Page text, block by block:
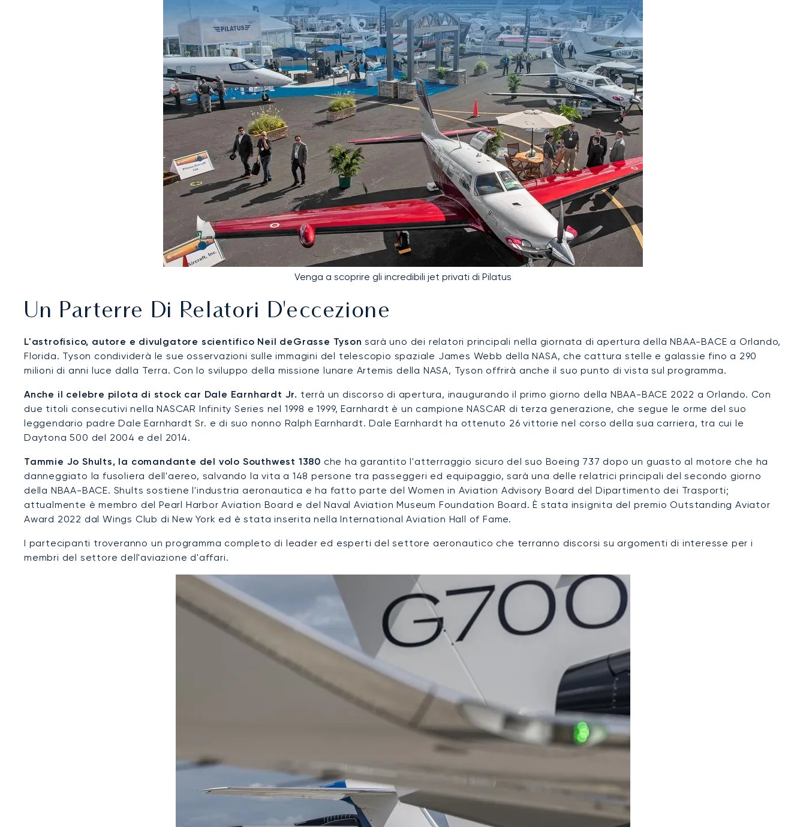
Venga a scoprire gli incredibili jet privati di Pilatus
Un Parterre Di Relatori D'eccezione
L'astrofisico, autore e divulgatore scientifico Neil deGrasse Tyson sarà uno dei relatori principali nella giornata di apertura della NBAA-BACE a Orlando,
Florida. Tyson condividerà le sue osservazioni sulle immagini del telescopio spaziale James Webb della NASA, che cattura stelle e galassie fino a 290
milioni di anni luce dalla Terra. Con lo sviluppo della missione lunare Artemis della NASA, Tyson offrirà anche il suo punto di vista sul programma.
Anche il celebre pilota di stock car Dale Earnhardt Jr. terrà un discorso di apertura, inaugurando il primo giorno della NBAA-BACE 2022 a Orlando. Con
due titoli consecutivi nella NASCAR Infinity Series nel 1998 e 1999, Earnhardt è un campione NASCAR di terza generazione, che segue le orme del suo
leggendario padre Dale Earnhardt Sr. e di suo nonno Ralph Earnhardt. Dale Earnhardt ha ottenuto 26 vittorie nel corso della sua carriera, tra cui le
Daytona 500 del 2004 e del 2014.
Tammie Jo Shults, la comandante del volo Southwest 1380 che ha garantito l'atterraggio sicuro del suo Boeing 737 dopo un guasto al motore che ha
danneggiato la fusoliera dell'aereo, salvando la vita a 148 persone tra passeggeri ed equipaggio, sarà una delle relatrici principali del secondo giorno
della NBAA-BACE. Shults sostiene l'industria aeronautica e ha fatto parte del Women in Aviation Advisory Board del Dipartimento dei Trasporti;
attualmente è membro del Pearl Harbor Aviation Board e del Naval Aviation Museum Foundation Board. È stata insignita del premio Outstanding Aviator
Award 2022 dal Wings Club di New York ed è stata inserita nella International Aviation Hall of Fame.
I partecipanti troveranno un programma completo di leader ed esperti del settore aeronautico che terranno discorsi su argomenti di interesse per i
membri del settore dell'aviazione d'affari.